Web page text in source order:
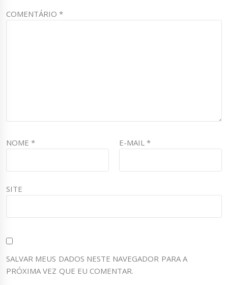
COMENTÁRIO*
NOME* E-MAIL*
SITE
SALVAR MEUS DADOS NESTE NAVEGADOR PARA A
PRÓXIMA VEZ QUE EU COMENTAR.